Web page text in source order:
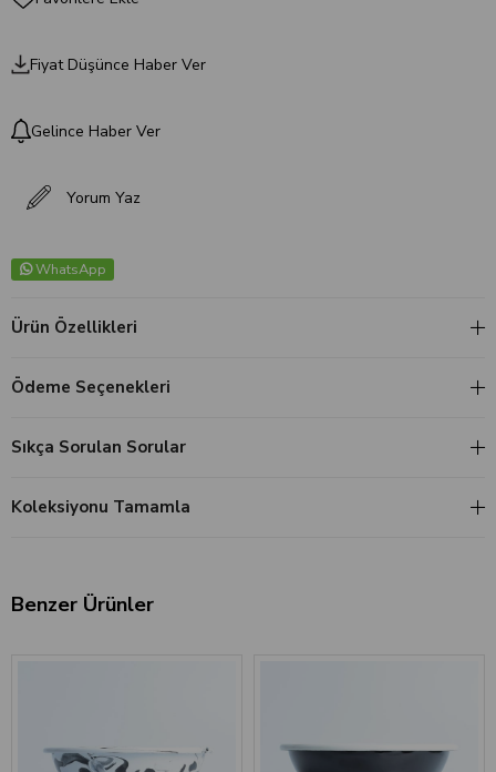
Fiyat Düşünce Haber Ver
Gelince Haber Ver
Yorum Yaz
WhatsApp
Ürün Özellikleri
Ödeme Seçenekleri
Sıkça Sorulan Sorular
Koleksiyonu Tamamla
Benzer Ürünler